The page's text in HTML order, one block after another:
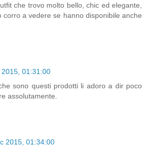
che trovo molto bello, chic ed elegante,
corro a vedere se hanno disponibile anche
2015, 01:31:00
sono questi prodotti li adoro a dir poco
assolutamente.
2015, 01:34:00